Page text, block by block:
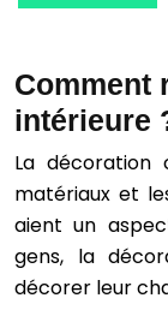
Comment
intérieure
La
matériaux et
aient un
gens, la
décorer leur